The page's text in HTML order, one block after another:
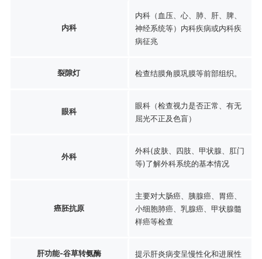
内科
内科（血压、心、肺、肝、脾、
神经系统等）内科疾病或内科疾
病征兆
裂隙灯 检查结膜角膜巩膜等前部组织。
眼科
眼科（检查视力是否正常、有无
屈光不正及色盲）
外科
外科(皮肤、四肢、甲状腺、肛门
等)了解外科系统的基本情况
癌胚抗原
主要对大肠癌、胰腺癌、胃癌、
小细胞肺癌、乳腺癌、甲状腺髓
样癌等检查
肝功能-谷草转氨酶 提示肝炎病变呈慢性化和进展性